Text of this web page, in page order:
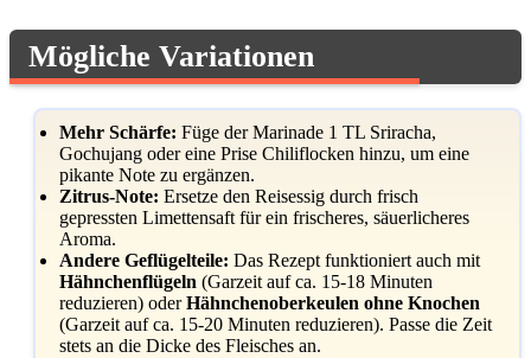
Mögliche Variationen
Mehr Schärfe: Füge der Marinade 1 TL Sriracha,
Gochujang oder eine Prise Chiliflocken hinzu, um eine
pikante Note zu ergänzen.
Zitrus-Note: Ersetze den Reisessig durch frisch
gepressten Limettensaft für ein frischeres, säuerlicheres
Aroma.
Andere Geflügelteile: Das Rezept funktioniert auch mit
Hähnchenflügeln (Garzeit auf ca. 15-18 Minuten
reduzieren) oderHähnchenoberkeulen ohne Knochen
(Garzeit auf ca. 15-20 Minuten reduzieren). Passe die Zeit
stets an die Dicke des Fleisches an.